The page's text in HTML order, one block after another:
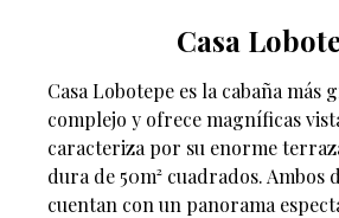
Casa
Casa Lobotepe es la cabaña más
complejo y ofrece magníficas
caracteriza por su enorme
dura de 50m² cuadrados.
cuentan con un panorama